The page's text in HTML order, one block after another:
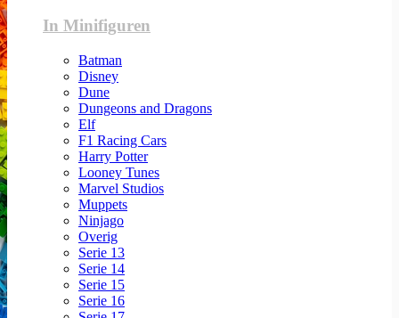
In Minifiguren
Batman
Disney
Dune
Dungeons and Dragons
Elf
F1 Racing Cars
Harry Potter
Looney Tunes
Marvel Studios
Muppets
Ninjago
Overig
Serie 13
Serie 14
Serie 15
Serie 16